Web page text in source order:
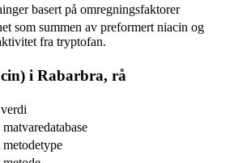
basert på omregningsfaktorer
som summen av preformert niacin og
fra tryptofan.
i Rabarbra, rå